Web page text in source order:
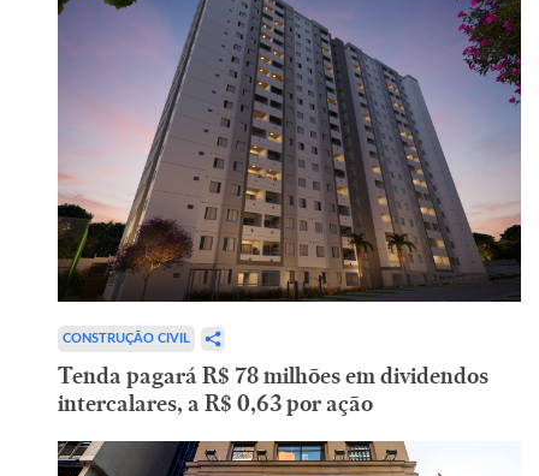
CONSTRUÇÃO CIVIL
Tenda pagará R$ 78 milhões em dividendos
intercalares, a R$ 0,63 por ação